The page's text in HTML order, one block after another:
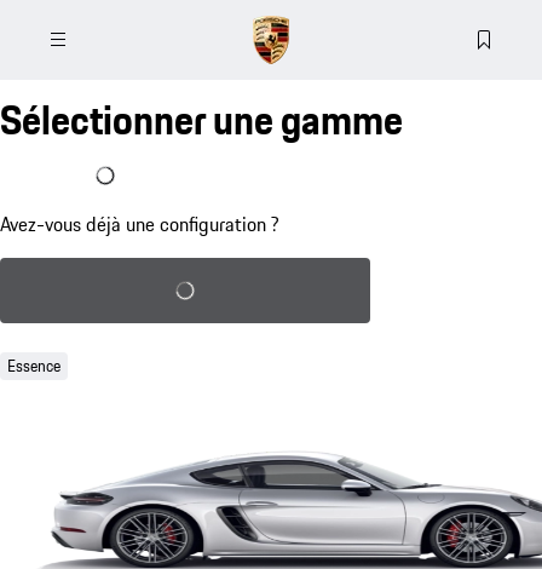
Sélectionner une gamme
J'ai déjà une configuration
Avez-vous déjà une configuration ?
Charger la configuration sauvegardée
Essence